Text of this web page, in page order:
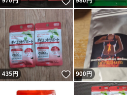
435円 いいね！
900円